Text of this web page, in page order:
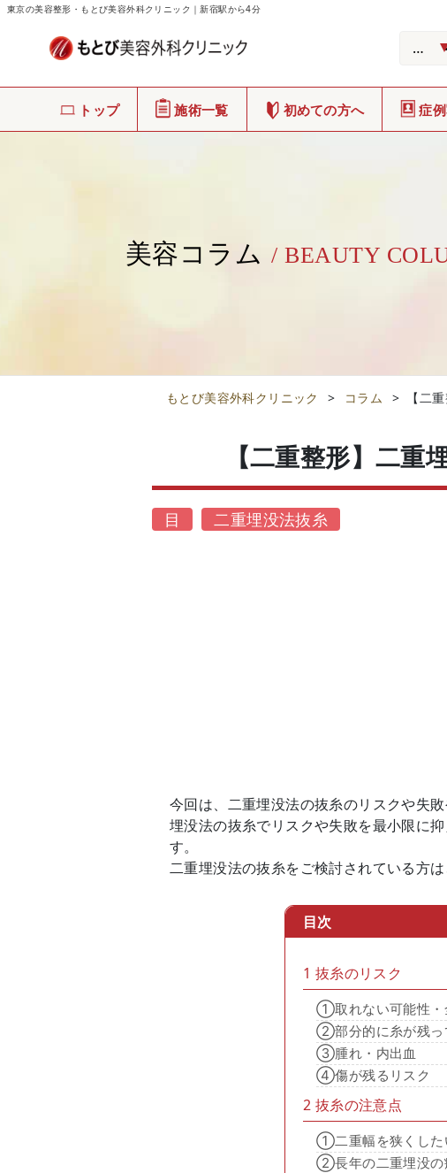
東京の美容整形・もとび美容外科クリニック｜新宿駅から4分
トップ 施術一覧 初めての方へ 症
美容コラム / BEAUTY
もとび美容外科クリニック > コラム > 【二
【二重整形】二
目 二重埋没法抜糸
今回は、二重埋没法の抜糸のリスクや失
埋没法の抜糸でリスクや失敗を最小限に
す。
二重埋没法の抜糸をご検討されている方
目次
1 抜糸のリスク
①取れない可能性・
②部分的に糸が残っ
③腫れ・内出血
④傷が残るリスク
2 抜糸の注意点
①二重幅を狭くした
②長年の二重埋没の